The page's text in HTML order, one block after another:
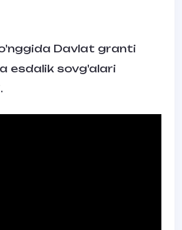
Davlat granti
esdalik sovg'alari